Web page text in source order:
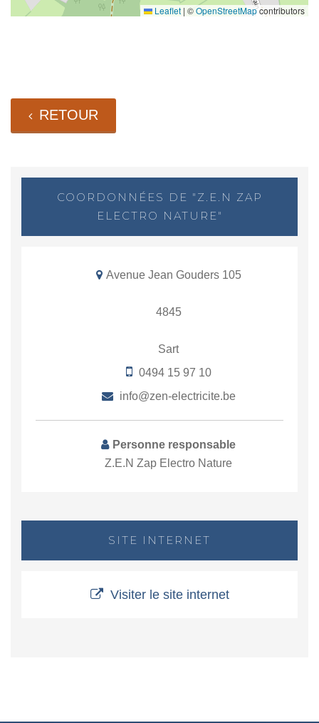
Leaflet | ©OpenStreetMapcontributors
RETOUR
COORDONNÉES DE "Z.E.N ZAP
ELECTRO NATURE"
Avenue Jean Gouders 105
4845
Sart
0494 15 97 10
info@zen-electricite.be
Personne responsable
Z.E.N Zap Electro Nature
SITE INTERNET
Visiter le site internet